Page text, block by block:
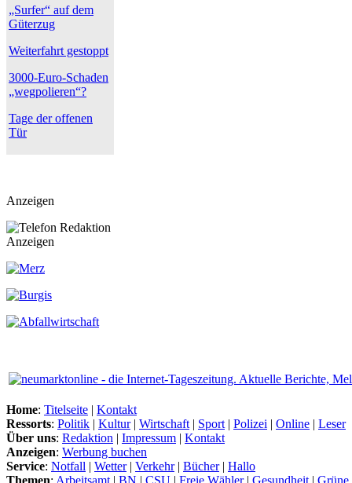
„Surfer“ auf dem
Güterzug
Weiterfahrt gestoppt
3000-Euro-Schaden
„wegpolieren“?
Tage der offenen
Tür
Anzeigen
Anzeigen
Home: Titelseite | Kontakt
Ressorts: Politik | Kultur| Wirtschaft| Sport| Polizei | Online | Leser
Über uns: Redaktion | Impressum | Kontakt
Anzeigen: Werbung buchen
Service: Notfall | Wetter| Verkehr| Bücher| Hallo